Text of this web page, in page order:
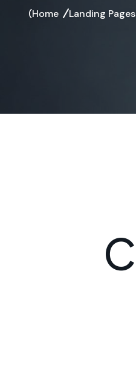
Home Landing Pages
C